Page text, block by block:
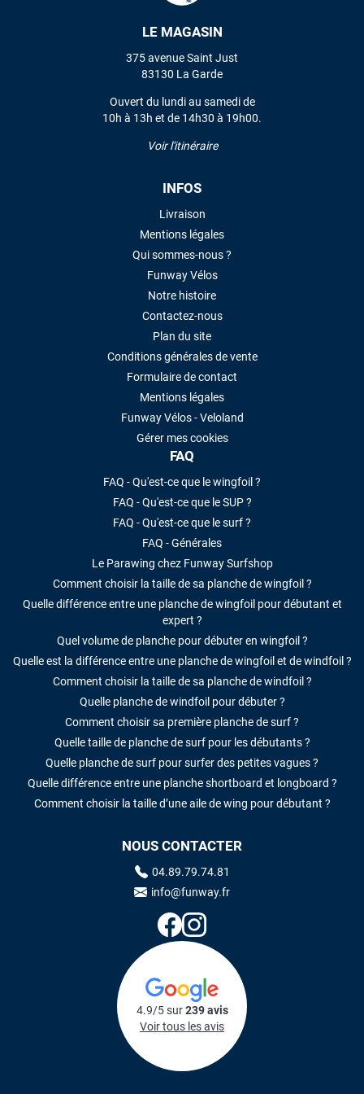
LE MAGASIN
375 avenue Saint Just
83130 La Garde
Ouvert du lundi au samedi de
10h à 13h et de 14h30 à 19h00.
Voir l'itinéraire
INFOS
Livraison
Mentions légales
Qui sommes-nous ?
Funway Vélos
Notre histoire
Contactez-nous
Plan du site
Conditions générales de vente
Formulaire de contact
Mentions légales
Funway Vélos - Veloland
Gérer mes cookies
FAQ
FAQ - Qu'est-ce que le wingfoil ?
FAQ - Qu'est-ce que le SUP ?
FAQ - Qu'est-ce que le surf ?
FAQ - Générales
Le Parawing chez Funway Surfshop
Comment choisir la taille de sa planche de wingfoil ?
Quelle différence entre une planche de wingfoil pour débutant et
expert ?
Quel volume de planche pour débuter en wingfoil ?
Quelle est la différence entre une planche de wingfoil et de windfoil ?
Comment choisir la taille de sa planche de windfoil ?
Quelle planche de windfoil pour débuter ?
Comment choisir sa première planche de surf ?
Quelle taille de planche de surf pour les débutants ?
Quelle planche de surf pour surfer des petites vagues ?
Quelle différence entre une planche shortboard et longboard ?
Comment choisir la taille d’une aile de wing pour débutant ?
NOUS CONTACTER
04.89.79.74.81
info@funway.fr
4.9/5 sur239 avis
Voir tous les avis
VOIR TOUS LES AVIS
LAISSER UN AVIS